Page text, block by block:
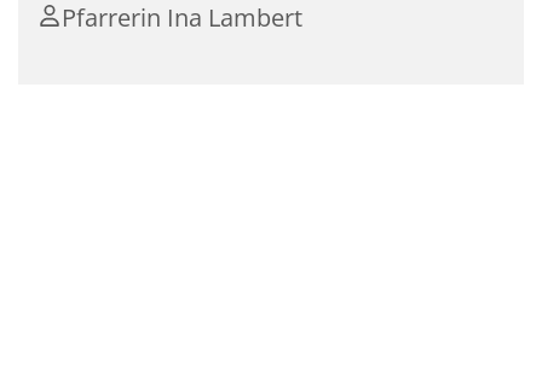
Pfarrerin Ina Lambert